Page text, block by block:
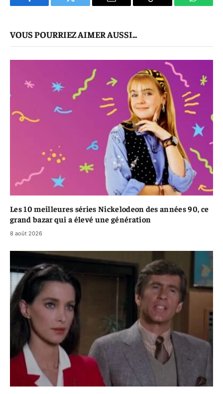
Facebook Twitter
E-
Copier
VOUS POURRIEZ AIMER AUSSI...
Les 10 meilleures séries Nickelodeon des années 90, ce
grand bazar qui a élevé une génération
8 août 2026